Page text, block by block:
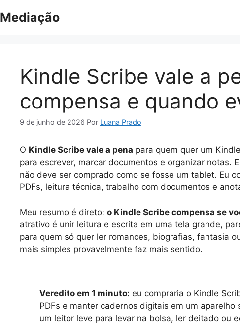
Mediação
Kindle Scribe vale a
compensa e quando
9 de junho de 2026 Por Luana Prado
O Kindle Scribe vale a pena para quem quer um
para escrever, marcar documentos e organizar notas.
não deve ser comprado como se fosse um tablet. Eu
PDFs, leitura técnica, trabalho com documentos e
Meu resumo é direto: o Kindle Scribe compensa se
atrativo é unir leitura e escrita em uma tela grande,
para quem só quer ler romances, biografias, fantasia
mais simples provavelmente faz mais sentido.
Veredito em 1 minuto: eu compraria o Kindle
PDFs e manter cadernos digitais em um
um leitor leve para levar na bolsa, ler deitado ou